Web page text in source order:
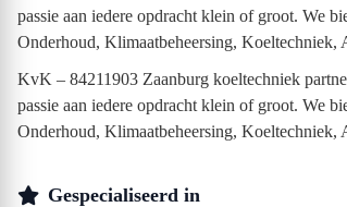
passie aan iedere opdracht klein of groot. We
Onderhoud, Klimaatbeheersing, Koeltechniek,
KvK – 84211903 Zaanburg koeltechniek
passie aan iedere opdracht klein of groot. We
Onderhoud, Klimaatbeheersing, Koeltechniek,
Gespecialiseerd in